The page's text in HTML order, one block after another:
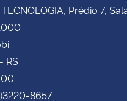
Prédio 7,
RS
8657